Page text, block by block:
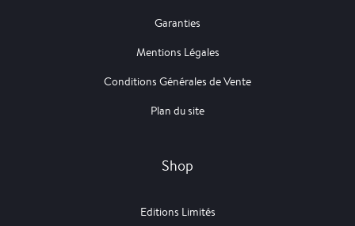
Garanties
Mentions Légales
Conditions Générales de Vente
Plan du site
Shop
Editions Limités